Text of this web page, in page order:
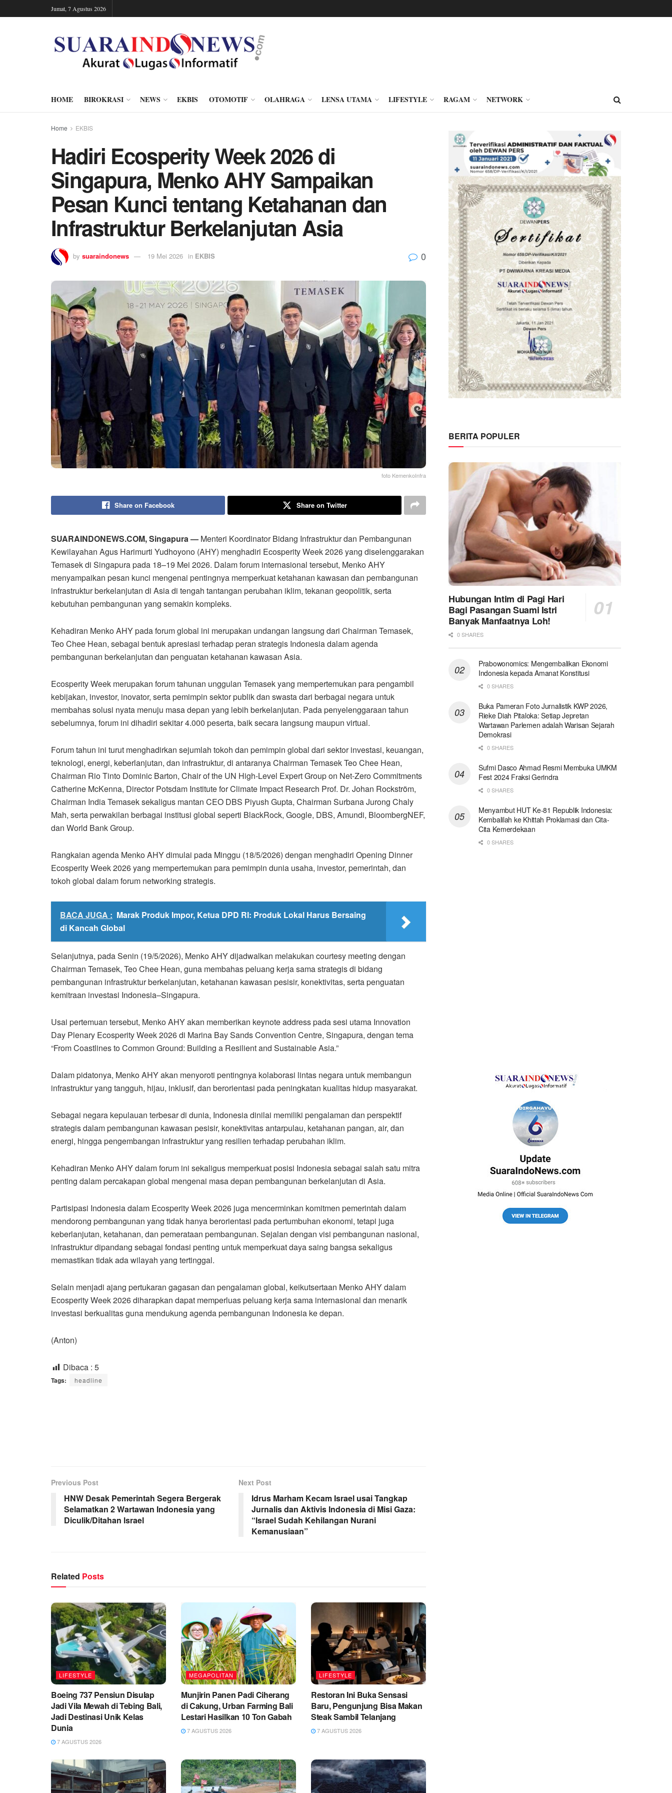
Jumat, 7 Agustus 2026
HOME BIROKRASI NEWS EKBIS OTOMOTIF OLAHRAGA LENSA UTAMA LIFESTYLE RAGAM NETWORK
Home EKBIS
Hadiri Ecosperity Week 2026 di
Singapura, Menko AHY Sampaikan
Pesan Kunci tentang Ketahanan dan
Infrastruktur Berkelanjutan Asia
by suaraindonews 19 Mei 2026 in EKBIS 0
foto KemenkoInfra
Share on Facebook Share on Twitter
SUARAINDONEWS.COM, Singapura — Menteri Koordinator Bidang Infrastruktur dan Pembangunan
Kewilayahan Agus Harimurti Yudhoyono (AHY) menghadiri Ecosperity Week 2026 yang diselenggarakan
Temasek di Singapura pada 18–19 Mei 2026. Dalam forum internasional tersebut, Menko AHY
menyampaikan pesan kunci mengenai pentingnya memperkuat ketahanan kawasan dan pembangunan
infrastruktur berkelanjutan di Asia di tengah tantangan perubahan iklim, tekanan geopolitik, serta
kebutuhan pembangunan yang semakin kompleks.
Kehadiran Menko AHY pada forum global ini merupakan undangan langsung dari Chairman Temasek,
Teo Chee Hean, sebagai bentuk apresiasi terhadap peran strategis Indonesia dalam agenda
pembangunan berkelanjutan dan penguatan ketahanan kawasan Asia.
Ecosperity Week merupakan forum tahunan unggulan Temasek yang mempertemukan para pengambil
kebijakan, investor, inovator, serta pemimpin sektor publik dan swasta dari berbagai negara untuk
membahas solusi nyata menuju masa depan yang lebih berkelanjutan. Pada penyelenggaraan tahun
sebelumnya, forum ini dihadiri sekitar 4.000 peserta, baik secara langsung maupun virtual.
Forum tahun ini turut menghadirkan sejumlah tokoh dan pemimpin global dari sektor investasi, keuangan,
teknologi, energi, keberlanjutan, dan infrastruktur, di antaranya Chairman Temasek Teo Chee Hean,
Chairman Rio Tinto Dominic Barton, Chair of the UN High-Level Expert Group on Net-Zero Commitments
Catherine McKenna, Director Potsdam Institute for Climate Impact Research Prof. Dr. Johan Rockström,
Chairman India Temasek sekaligus mantan CEO DBS Piyush Gupta, Chairman Surbana Jurong Chaly
Mah, serta perwakilan berbagai institusi global seperti BlackRock, Google, DBS, Amundi, BloombergNEF,
dan World Bank Group.
Rangkaian agenda Menko AHY dimulai pada Minggu (18/5/2026) dengan menghadiri Opening Dinner
Ecosperity Week 2026 yang mempertemukan para pemimpin dunia usaha, investor, pemerintah, dan
tokoh global dalam forum networking strategis.
BACA JUGA : Marak Produk Impor, Ketua DPD RI: Produk Lokal Harus Bersaing
di Kancah Global
Selanjutnya, pada Senin (19/5/2026), Menko AHY dijadwalkan melakukan courtesy meeting dengan
Chairman Temasek, Teo Chee Hean, guna membahas peluang kerja sama strategis di bidang
pembangunan infrastruktur berkelanjutan, ketahanan kawasan pesisir, konektivitas, serta penguatan
kemitraan investasi Indonesia–Singapura.
Usai pertemuan tersebut, Menko AHY akan memberikan keynote address pada sesi utama Innovation
Day Plenary Ecosperity Week 2026 di Marina Bay Sands Convention Centre, Singapura, dengan tema
“From Coastlines to Common Ground: Building a Resilient and Sustainable Asia.”
Dalam pidatonya, Menko AHY akan menyoroti pentingnya kolaborasi lintas negara untuk membangun
infrastruktur yang tangguh, hijau, inklusif, dan berorientasi pada peningkatan kualitas hidup masyarakat.
Sebagai negara kepulauan terbesar di dunia, Indonesia dinilai memiliki pengalaman dan perspektif
strategis dalam pembangunan kawasan pesisir, konektivitas antarpulau, ketahanan pangan, air, dan
energi, hingga pengembangan infrastruktur yang resilien terhadap perubahan iklim.
Kehadiran Menko AHY dalam forum ini sekaligus memperkuat posisi Indonesia sebagai salah satu mitra
penting dalam percakapan global mengenai masa depan pembangunan berkelanjutan di Asia.
Partisipasi Indonesia dalam Ecosperity Week 2026 juga mencerminkan komitmen pemerintah dalam
mendorong pembangunan yang tidak hanya berorientasi pada pertumbuhan ekonomi, tetapi juga
keberlanjutan, ketahanan, dan pemerataan pembangunan. Sejalan dengan visi pembangunan nasional,
infrastruktur dipandang sebagai fondasi penting untuk memperkuat daya saing bangsa sekaligus
memastikan tidak ada wilayah yang tertinggal.
Selain menjadi ajang pertukaran gagasan dan pengalaman global, keikutsertaan Menko AHY dalam
Ecosperity Week 2026 diharapkan dapat memperluas peluang kerja sama internasional dan menarik
investasi berkualitas guna mendukung agenda pembangunan Indonesia ke depan.
(Anton)
Dibaca : 5
Tags: headline
Previous Post
HNW Desak Pemerintah Segera Bergerak
Selamatkan 2 Wartawan Indonesia yang
Diculik/Ditahan lsrael
Next Post
Idrus Marham Kecam Israel usai Tangkap
Jurnalis dan Aktivis Indonesia di Misi Gaza:
“Israel Sudah Kehilangan Nurani
Kemanusiaan”
Related Posts
LIFESTYLE
Boeing 737 Pensiun Disulap
Jadi Vila Mewah di Tebing Bali,
Jadi Destinasi Unik Kelas
Dunia
7 AGUSTUS 2026
MEGAPOLITAN
Munjirin Panen Padi Ciherang
di Cakung, Urban Farming Bali
Lestari Hasilkan 10 Ton Gabah
7 AGUSTUS 2026
LIFESTYLE
Restoran Ini Buka Sensasi
Baru, Pengunjung Bisa Makan
Steak Sambil Telanjang
7 AGUSTUS 2026
BERITA POPULER
Hubungan Intim di Pagi Hari
Bagi Pasangan Suami Istri
Banyak Manfaatnya Loh!
0 SHARES
Prabowonomics: Mengembalikan Ekonomi
Indonesia kepada Amanat Konstitusi
0 SHARES
Buka Pameran Foto Jurnalistik KWP 2026,
Rieke Diah Pitaloka: Setiap Jepretan
Wartawan Parlemen adalah Warisan Sejarah
Demokrasi
0 SHARES
Sufmi Dasco Ahmad Resmi Membuka UMKM
Fest 2024 Fraksi Gerindra
0 SHARES
Menyambut HUT Ke-81 Republik Indonesia:
Kembalilah ke Khittah Proklamasi dan Cita-
Cita Kemerdekaan
0 SHARES